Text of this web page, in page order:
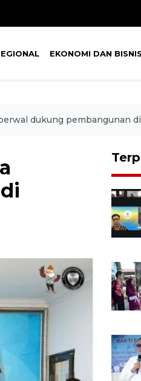
EKONOMI DAN BISNIS
dukung pembangunan